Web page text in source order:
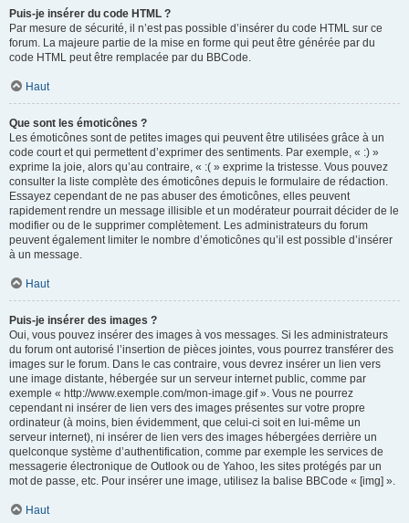
Puis-je insérer du code HTML ?
Par mesure de sécurité, il n’est pas possible d’insérer du code HTML sur ce
forum. La majeure partie de la mise en forme qui peut être générée par du
code HTML peut être remplacée par du BBCode.
Haut
Que sont les émoticônes ?
Les émoticônes sont de petites images qui peuvent être utilisées grâce à un
code court et qui permettent d’exprimer des sentiments. Par exemple, « :) »
exprime la joie, alors qu’au contraire, « :( » exprime la tristesse. Vous pouvez
consulter la liste complète des émoticônes depuis le formulaire de rédaction.
Essayez cependant de ne pas abuser des émoticônes, elles peuvent
rapidement rendre un message illisible et un modérateur pourrait décider de le
modifier ou de le supprimer complètement. Les administrateurs du forum
peuvent également limiter le nombre d’émoticônes qu’il est possible d’insérer
à un message.
Haut
Puis-je insérer des images ?
Oui, vous pouvez insérer des images à vos messages. Si les administrateurs
du forum ont autorisé l’insertion de pièces jointes, vous pourrez transférer des
images sur le forum. Dans le cas contraire, vous devrez insérer un lien vers
une image distante, hébergée sur un serveur internet public, comme par
exemple « http://www.exemple.com/mon-image.gif ». Vous ne pourrez
cependant ni insérer de lien vers des images présentes sur votre propre
ordinateur (à moins, bien évidemment, que celui-ci soit en lui-même un
serveur internet), ni insérer de lien vers des images hébergées derrière un
quelconque système d’authentification, comme par exemple les services de
messagerie électronique de Outlook ou de Yahoo, les sites protégés par un
mot de passe, etc. Pour insérer une image, utilisez la balise BBCode « [img] ».
Haut